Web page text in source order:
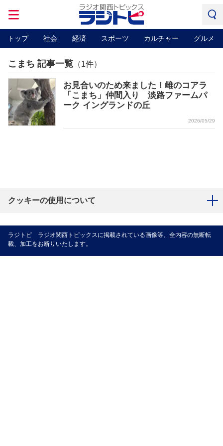
トップ 社会 経済 スポーツ カルチャー グルメ
こまち 記事一覧 （1件）
お見合いのため来ました！雌のコアラ
「こまち」仲間入り 淡路ファームパ
ーク イングランドの丘
2026/05/29
クッキーの使用について
ラジトピ ラジオ関西トピックスに掲載されている画像等、全内容の無断転
載、加工をお断りいたします。